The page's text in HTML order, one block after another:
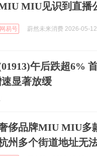
MIU见识到直播
网易号 蔚然未来消费 2026-05-12
午后跌超6%
显著放缓
侈品牌MIU MIU多
州多个街道地址无